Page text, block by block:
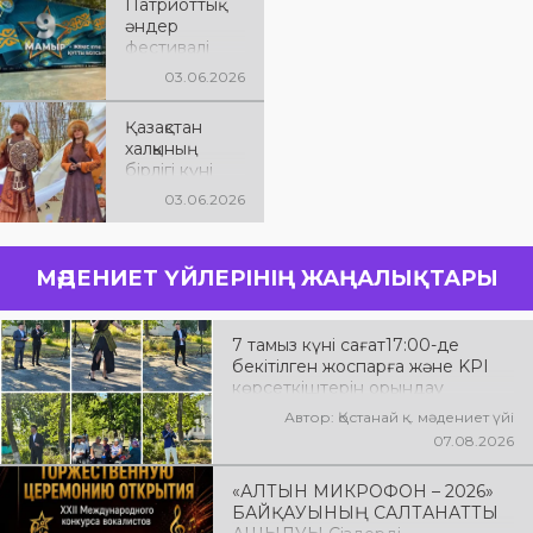
шығармашыл
ық кеші.
Патриоттық
әндер
фестивалі
03.06.2026
Қазақстан
халқының
бірлігі күні
03.06.2026
МӘДЕНИЕТ ҮЙЛЕРІНІҢ ЖАҢАЛЫҚТАРЫ
7 тамыз күні сағат17:00-де
бекітілген жоспарға және KPI
көрсеткіштерін орындау
аясында «Таза Қазақстан»
экологиялық акциясына арналған
көшпелі концерт Меңдіқара
ауданының Красная Пресня
ауылында өткізілді
Автор: Қостанай қ. мәдениет үйі
07.08.2026
«АЛТЫН МИКРОФОН – 2026»
БАЙҚАУЫНЫҢ САЛТАНАТТЫ